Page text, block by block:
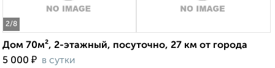
2/8
Дом 70м², 2-этажный, посуточно, 27 км от города
5 000 ₽ в сутки